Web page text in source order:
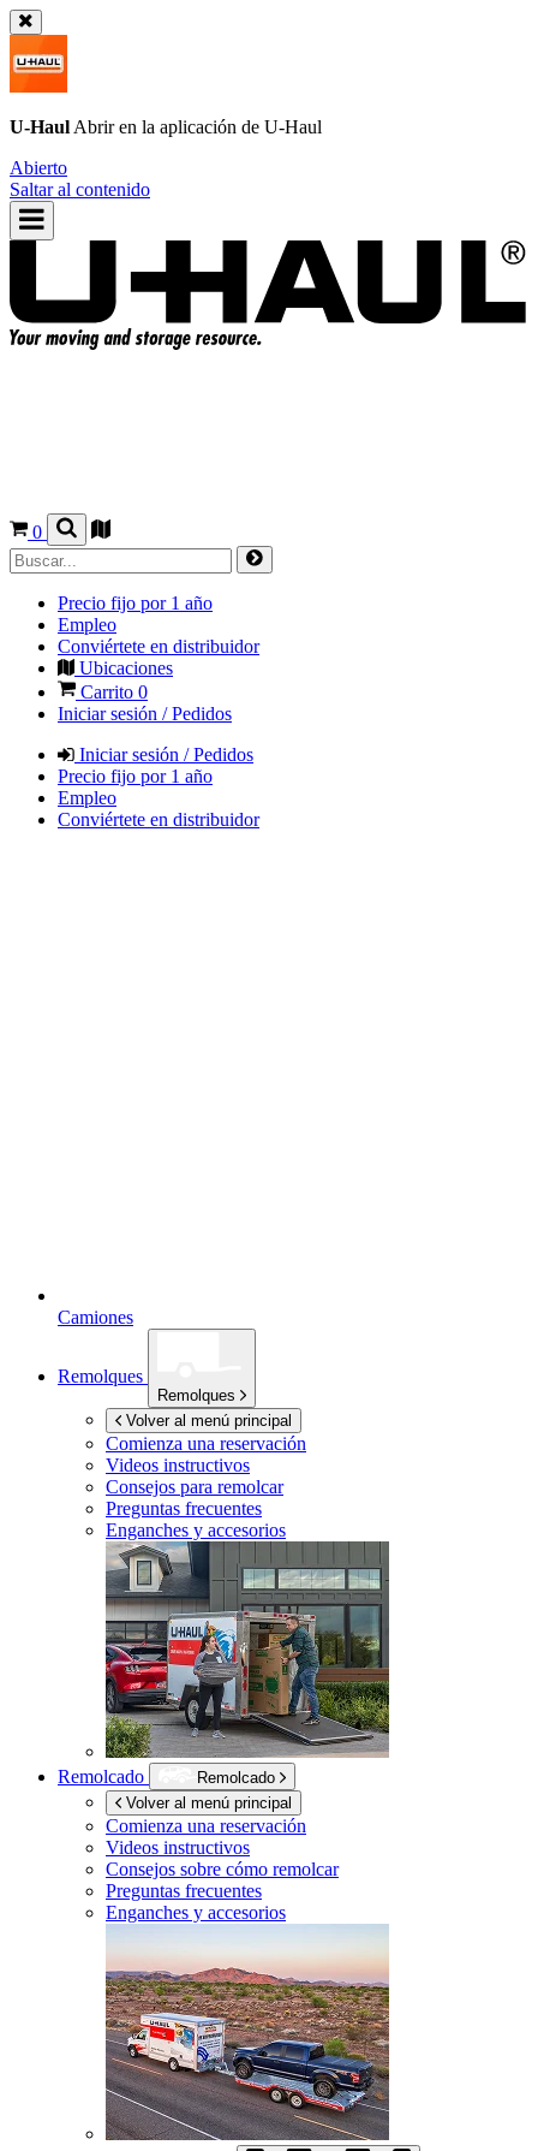
U-Haul Abrir en la aplicación de U-Haul
Abierto
Saltar al contenido
0
Precio fijo por 1 año
Empleo
Conviértete en distribuidor
Ubicaciones
Carrito 0
Iniciar sesión / Pedidos
Iniciar sesión / Pedidos
Precio fijo por 1 año
Empleo
Conviértete en distribuidor
Camiones
Remolques
Remolques
Volver al menú principal
Comienza una reservación
Videos instructivos
Consejos para remolcar
Preguntas frecuentes
Enganches y accesorios
Remolcado
Remolcado
Volver al menú principal
Comienza una reservación
Videos instructivos
Consejos sobre cómo remolcar
Preguntas frecuentes
Enganches y accesorios